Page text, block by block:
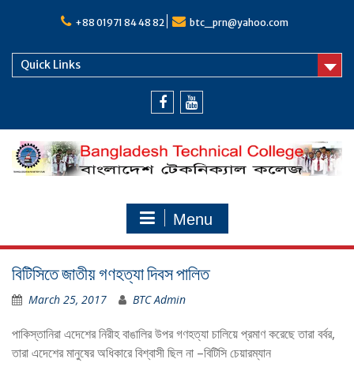
+88 01971 84 48 82 btc_prn@yahoo.com
Quick Links
Menu
বিটিসিতে জাতীয় গণহত্যা দিবস পালিত
March 25, 2017 BTC Admin
পাকিস্তানিরা এদেশের নিরীহ বাঙালির উপর গণহত্যা চালিয়ে প্রমাণ করেছে তারা বর্বর,
তারা এদেশের মানুষের অধিকারে বিশ্বাসী ছিল না –বিটিসি চেয়ারম্যান